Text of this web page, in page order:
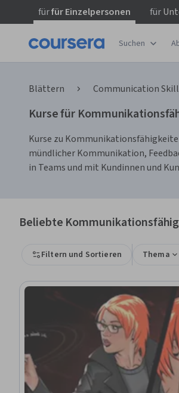
fürfür Einzelpersonen für
Suchen
Blättern Communication
Kurse für
Kurse zu
mündlicher Kommunikation,
in Teams und mit Kundinnen und
Beliebte
Filtern und Sortieren Thema